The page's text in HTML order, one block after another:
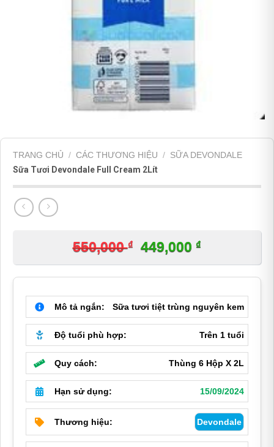
TRANG CHỦ / CÁC THƯƠNG HIỆU / SỮA DEVONDALE
Sữa Tươi Devondale Full Cream 2Lít
550,000₫
Giá
gốc
550,000 ₫.
449,000 ₫
hiện
là:
449,000 ₫.
Mô tả ngắn: Sữa tươi tiệt trùng nguyên kem
Độ tuổi phù hợp: Trên 1 tuổi
Quy cách: Thùng 6 Hộp X 2L
Hạn sử dụng: 15/09/2024
Thương hiệu: Devondale